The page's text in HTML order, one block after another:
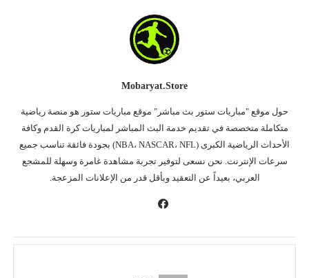
Mobaryat.store
حول موقع "مباريات ستور بث مباشر" موقع مباريات ستور هو منصة رياضية
متكاملة متخصصة في تقديم خدمة البث المباشر لمباريات كرة القدم وكافة
الأحداث الرياضية الكبرى (NBA، NASCAR، NFL) بجودة فائقة تناسب جميع
سرعات الإنترنت. نحن نسعى لتوفير تجربة مشاهدة غامرة وسهلة للمشجع
العربي، بعيداً عن التعقيد وبأقل قدر من الإعلانات المزعجة.